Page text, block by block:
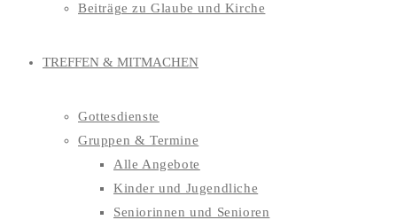
Beiträge zu Glaube und Kirche
TREFFEN & MITMACHEN
Gottesdienste
Gruppen & Termine
Alle Angebote
Kinder und Jugendliche
Seniorinnen und Senioren